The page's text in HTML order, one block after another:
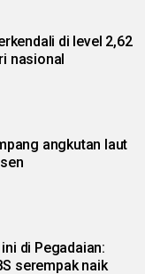
di level 2,62
nasional
angkutan laut
di Pegadaian:
serempak naik